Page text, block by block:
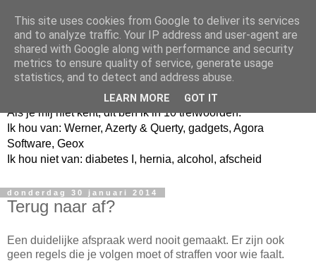
Jangeox' blog
Als je mij niet kent, dit ben ik in 10 trefwoorden.
Ik hou van: Werner, Azerty & Querty, gadgets, Agora
Software, Geox
Ik hou niet van: diabetes I, hernia, alcohol, afscheid
donderdag 30 januari 2014
Terug naar af?
Een duidelijke afspraak werd nooit gemaakt. Er zijn ook
geen regels die je volgen moet of straffen voor wie faalt.
This site uses cookies from Google to deliver its services
and to analyze traffic. Your IP address and user-agent are
shared with Google along with performance and security
metrics to ensure quality of service, generate usage
statistics, and to detect and address abuse.
LEARN MORE GOT IT